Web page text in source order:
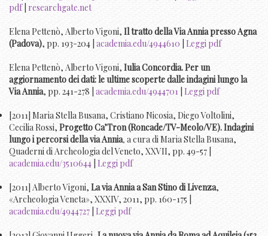
pdf| researchgate.net
Elena Pettenò, Alberto Vigoni, Il tratto della Via Annia presso Agna
(Padova), pp. 193-204 | academia.edu/4944610 Leggi pdf
Elena Pettenò, Alberto Vigoni, Iulia Concordia. Per un
aggiornamento dei dati: le ultime scoperte dalle indagini lungo la
Via Annia, pp. 241-278 | academia.edu/4944701 Leggi pdf
[2011] Maria Stella Busana, Cristiano Nicosia, Diego Voltolini,
Cecilia Rossi, Progetto Ca’Tron (Roncade/TV-Meolo/VE). Indagini
lungo i percorsi della via Annia, a cura di Maria Stella Busana,
Quaderni di Archeologia del Veneto, XXVII, pp. 49-57 |
academia.edu/3510644 Leggi pdf
[2011] Alberto Vigoni, La via Annia a San Stino di Livenza,
«Archeologia Veneta», XXXIV, 2011, pp. 160-175 |
academia.edu/4944727 Leggi pdf